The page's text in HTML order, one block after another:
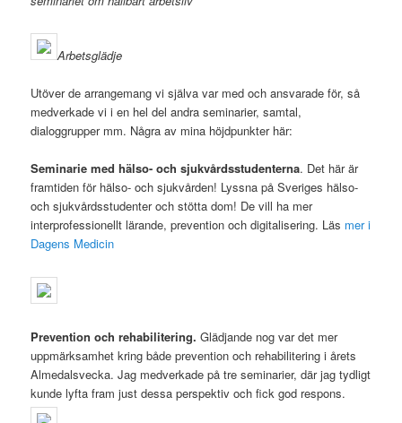
Arbetsglädje
Utöver de arrangemang vi själva var med och ansvarade för, så
medverkade vi i en hel del andra seminarier, samtal,
dialoggrupper mm. Några av mina höjdpunkter här:
Seminarie med hälso- och sjukvårdsstudenterna. Det här är
framtiden för hälso- och sjukvården! Lyssna på Sveriges hälso-
och sjukvårdsstudenter och stötta dom! De vill ha mer
interprofessionellt lärande, prevention och digitalisering. Läs mer i
Dagens Medicin
Prevention och rehabilitering. Glädjande nog var det mer
uppmärksamhet kring både prevention och rehabilitering i årets
Almedalsvecka. Jag medverkade på tre seminarier, där jag tydligt
kunde lyfta fram just dessa perspektiv och fick god respons.